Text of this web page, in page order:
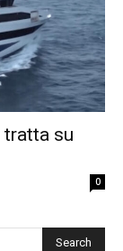
tratta su
0